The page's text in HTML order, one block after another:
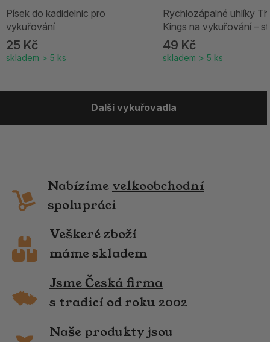
Písek do kadidelnic pro
vykuřování
25 Kč
skladem > 5 ks
Rychlozápalné uhlíky
Kings na vykuřování –
49 Kč
skladem > 5 ks
Další vykuřovadla
Nabízíme velkoobchodní
spolupráci
Veškeré zboží
máme skladem
Jsme Česká firma
s tradicí od roku 2002
Naše produkty jsou